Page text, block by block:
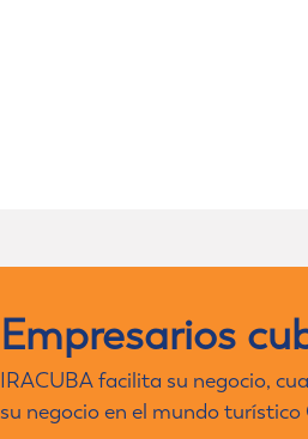
Empresarios
IRACUBA facilita su negocio,
su negocio en el mundo turístico